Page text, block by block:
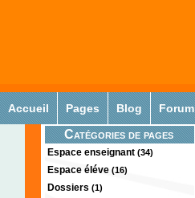
Accueil Pages Blog Forum
Catégories de pages
Espace enseignant (34)
Espace éléve (16)
Dossiers (1)